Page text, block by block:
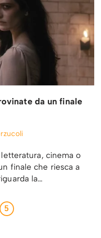
da un finale
cinema o
finale che riesca a
la…
5